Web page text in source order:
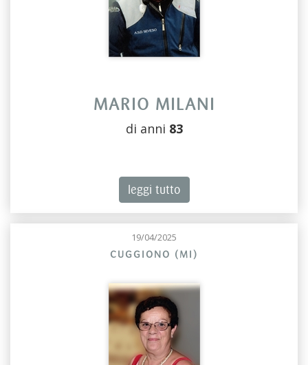
MARIO MILANI
di anni 83
leggi tutto
19/04/2025
CUGGIONO (MI)